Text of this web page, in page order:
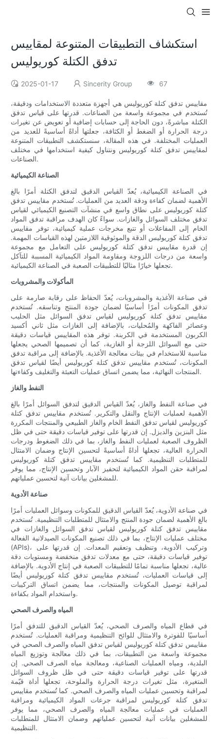
استكشاف التطبيقات المتنوعة لمقاييس
تدفق الكتلة كوريوليس
2025-01-17 Sincerity Group 67
مقاييس تدفق كتلة كوريوليس هي أجهزة متعددة الاستخدامات ودقيقة،
تُستخدم في مجموعة واسعة من الصناعات. قدرتها على قياس تدفق
الكتلة مباشرةً، دون الحاجة إلى حسابات إضافية أو تعويض عن تغيرات
درجة الحرارة أو الضغط أو الكثافة، جعلتها أداةً أساسيةً للعديد من
العمليات المختلفة. في هذه المقالة، سنستكشف التطبيقات المتنوعة
لمقاييس تدفق كتلة كوريوليس ونتناول كيفية استخدامها في مختلف
الصناعات.
الصناعة الكيميائية
في الصناعة الكيميائية، يُعدّ القياس الدقيق لتدفق الكتلة أمرًا بالغ
الأهمية لضمان كفاءة ودقة العديد من العمليات. تُستخدم مقاييس تدفق
كتلة كوريوليس على نطاق واسع في منشآت التصنيع الكيميائي لقياس
تدفق مختلف السوائل والغازات. سواءً كان الهدف مراقبة تدفق المواد
الخام إلى المفاعلات أو تتبع مخرجات عملية كيميائية، توفر مقاييس
تدفق كتلة كوريوليس الدقة والموثوقية اللازمتين لهذه القياسات المهمة.
إن قدرة مقاييس تدفق كتلة كوريوليس على التعامل مع مجموعة
واسعة من درجات اللزوجة ومقاومة المواد الكيميائية المسببة للتآكل
تجعلها خيارًا مثاليًا للتطبيقات الصعبة في الصناعة الكيميائية.
المأكولات والمشروبات
في صناعة الأغذية والمشروبات، يُعدّ الحفاظ على رقابة صارمة على
تدفق المكونات أمرًا أساسيًا لضمان جودة المنتج وتناسقه. تُستخدم
مقاييس تدفق كتلة كوريوليس لقياس تدفق السوائل مثل الحليب
وعصائر الفاكهة والمُحليات، بالإضافة إلى الغازات مثل ثاني أكسيد
الكربون المستخدمة في الكربنة. توفر هذه المقاييس قياسات دقيقة
حتى مع السوائل اللزجة أو الغازية، كما أن تصميمها الصحي يجعلها
مناسبة للاستخدام في بيئات معالجة الأغذية. بالإضافة إلى مراقبة تدفق
المكونات، تُستخدم مقاييس تدفق كتلة كوريوليس أيضًا لقياس تدفق
المنتجات النهائية، مما يضمن اتساق عمليات التعبئة والتغليف وكفاءتها.
النفط والغاز
في صناعة النفط والغاز، يُعدّ القياس الدقيق لتدفق السوائل أمرًا بالغ
الأهمية لعمليات الإنتاج والنقل والتكرير. تُستخدم مقاييس تدفق كتلة
كوريوليس لقياس تدفق النفط الخام والغاز الطبيعي والمنتجات المكررة
مثل البنزين والديزل. إن قدرتها على توفير قياسات دقيقة حتى في ظل
الظروف الصعبة لعمليات النفط والغاز، بما في ذلك الضغوط ودرجات
الحرارة العالية، تجعلها أداةً أساسيةً لتحسين الإنتاج وضمان الامتثال
للمتطلبات التنظيمية. كما تُستخدم مقاييس تدفق كتلة كوريوليس
لمراقبة حقن المواد الكيميائية لتحفيز الآبار وتحسين الإنتاج، مما يوفر
للمشغلين بيانات آنية لتحسين عملياتهم.
صناعة الأدوية
في صناعة الأدوية، يُعدّ القياس الدقيق للمكونات وسوائل العمليات أمرًا
بالغ الأهمية لضمان جودة المنتج والامتثال للمتطلبات التنظيمية. تُستخدم
مقاييس تدفق كتلة كوريوليس لقياس تدفق السوائل والغازات في
مختلف عمليات الإنتاج، بما في ذلك تصنيع المكونات الصيدلانية الفعالة
(APIs)، وتركيب الأدوية، وتنظيف وتعقيم المعدات. إن قدرتها على
توفير قياسات دقيقة، حتى مع معدلات تدفق منخفضة ومستويات دقة
عالية، تجعلها مناسبة تمامًا للتطبيقات الصعبة في إنتاج الأدوية. بالإضافة
إلى قياسات العمليات، تُستخدم مقاييس تدفق كتلة كوريوليس أيضًا
لمراقبة توصيل المكونات والمنتجات، مما يضمن اتساق التركيبات
واستخدام المواد بكفاءة.
المياه والصرف الصحي
في قطاع المياه والصرف الصحي، يُعدّ القياس الدقيق للتدفق أمرًا
أساسيًا للفوترة والامتثال للوائح التنظيمية ومراقبة العمليات. تُستخدم
مقاييس تدفق كتلة كوريوليس لقياس تدفق المياه والصرف الصحي في
مجموعة واسعة من التطبيقات، بما في ذلك معالجة وتوزيع المياه
البلدية، ومياه العمليات الصناعية، ومعالجة مياه الصرف الصحي. إن
قدرتها على توفير قياسات دقيقة حتى في ظل ظروف السوائل
المتغيرة، مثل تغيرات درجة الحرارة والملوحة، تجعلها أداة قيّمة
لمراقبة وتحسين عمليات المياه والصرف الصحي. كما تُستخدم مقاييس
تدفق كتلة كوريوليس لمراقبة جرعات المواد الكيميائية ومراقبة
العمليات في عمليات معالجة المياه والصرف الصحي، مما يوفر
للمشغلين بيانات آنية لتحسين عملياتهم وضمان الامتثال للمتطلبات
التنظيمية.